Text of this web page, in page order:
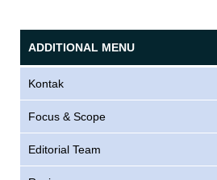
ADDITIONAL MENU
Kontak
Focus & Scope
Editorial Team